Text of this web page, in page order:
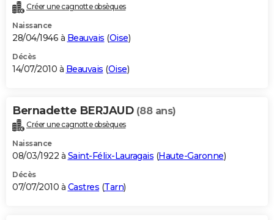
Créer une cagnotte obsèques
Naissance
28/04/1946 à Beauvais (Oise)
Décès
14/07/2010 à Beauvais (Oise)
Bernadette BERJAUD (88 ans)
Créer une cagnotte obsèques
Naissance
08/03/1922 à Saint-Félix-Lauragais (Haute-Garonne)
Décès
07/07/2010 à Castres (Tarn)